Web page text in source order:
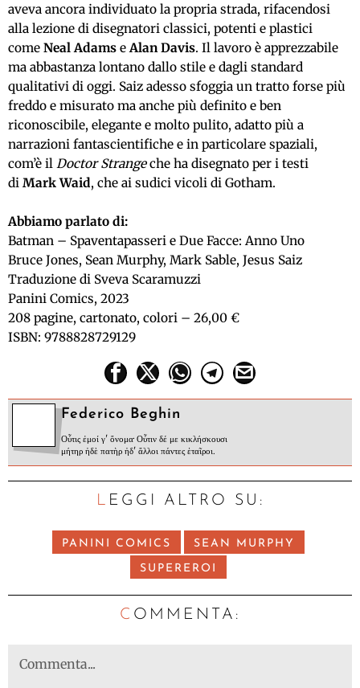
aveva ancora individuato la propria strada, rifacendosi
alla lezione di disegnatori classici, potenti e plastici
come Neal Adams e Alan Davis. Il lavoro è apprezzabile
ma abbastanza lontano dallo stile e dagli standard
qualitativi di oggi. Saiz adesso sfoggia un tratto forse più
freddo e misurato ma anche più definito e ben
riconoscibile, elegante e molto pulito, adatto più a
narrazioni fantascientifiche e in particolare spaziali,
com’è il Doctor Strangeche ha disegnato per i testi
di Mark Waid, che ai sudici vicoli di Gotham.
Abbiamo parlato di:
Batman – Spaventapasseri e Due Facce: Anno Uno
Bruce Jones, Sean Murphy, Mark Sable, Jesus Saiz
Traduzione di Sveva Scaramuzzi
Panini Comics, 2023
208 pagine, cartonato, colori – 26,00 €
ISBN: 9788828729129
Federico Beghin
Οὖτις ἐμοί γ' ὄνομα· Οὖτιν δέ με κικλήσκουσι
μήτηρ ἠδὲ πατὴρ ἠδ' ἄλλοι πάντες ἑταῖροι.
LEGGI ALTRO SU:
PANINI COMICS SEAN MURPHY
SUPEREROI
C OMMENTA: